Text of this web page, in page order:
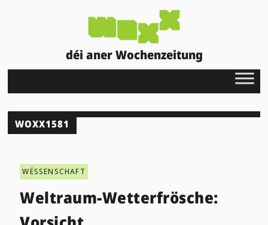
déi aner Wochenzeitung
WOXX1581
WËSSENSCHAFT
Weltraum-Wetterfrösche: